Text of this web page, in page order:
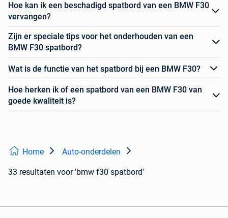
Hoe kan ik een beschadigd spatbord van een BMW F30
vervangen?
Zijn er speciale tips voor het onderhouden van een
BMW F30 spatbord?
Wat is de functie van het spatbord bij een BMW F30?
Hoe herken ik of een spatbord van een BMW F30 van
goede kwaliteit is?
Home Auto-onderdelen
33 resultaten voor 'bmw f30 spatbord'